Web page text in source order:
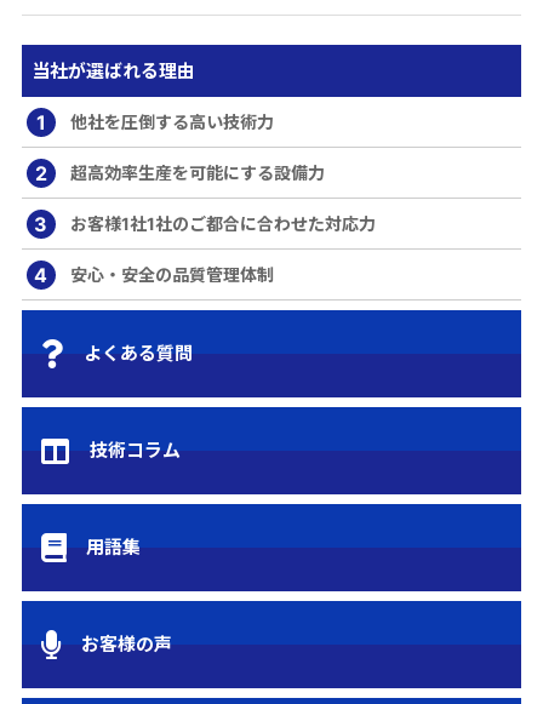
当社が選ばれる理由
1 他社を圧倒する高い技術力
2 超高効率生産を可能にする設備力
3 お客様1社1社のご都合に合わせた対応力
4 安心・安全の品質管理体制
よくある質問
技術コラム
用語集
お客様の声